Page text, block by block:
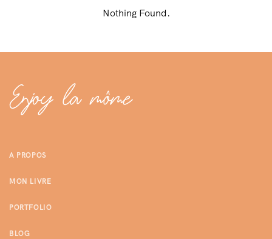
Nothing Found.
A PROPOS
MON LIVRE
PORTFOLIO
BLOG